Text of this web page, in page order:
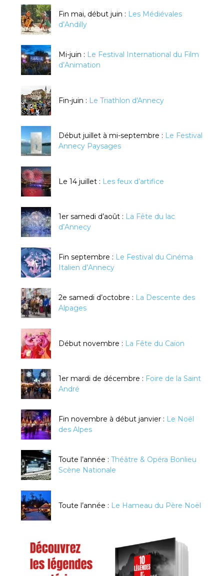
Fin mai, début juin : Les Médiévales
d’Andilly
Mi-juin : Le Festival International du Film
d’Animation
Fin-juin : Le Triathlon d'Annecy
Début juillet à mi-septembre : Le Festival
Annecy Paysages
Le 14 juillet : Les feux d’artifice
1er samedi d’août : La Fête du lac
d’Annecy
Fin septembre : Le Festival du Cinéma
Italien d’Annecy
2e samedi d’octobre : La Descente des
Alpages
Début novembre : La Fête du Caïon
1er mardi de décembre : Foire de la Saint
André
Fin novembre à début janvier : Le Noël
des Alpes
Toute l’année : Théâtre & Opéra Bonlieu
Scène Nationale
Toute l’année : Le Hameau du Père Noël